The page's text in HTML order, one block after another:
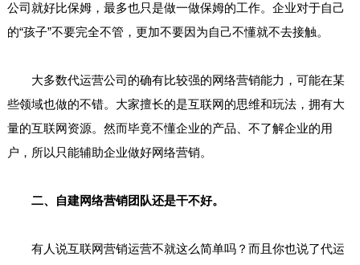
公司就好比保姆，最多也只是做一做保姆的工作。企业对于自己
的“孩子”不要完全不管，更加不要因为自己不懂就不去接触。
大多数代运营公司的确有比较强的网络营销能力，可能在某
些领域也做的不错。大家擅长的是互联网的思维和玩法，拥有大
量的互联网资源。然而毕竟不懂企业的产品、不了解企业的用
户，所以只能辅助企业做好网络营销。
二、自建网络营销团队还是干不好。
有人说互联网营销运营不就这么简单吗？而且你也说了代运